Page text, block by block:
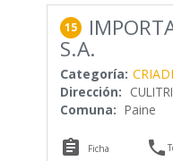
15
S.A.
Categoría:
Dirección:
Comuna: Paine
 Ficha 